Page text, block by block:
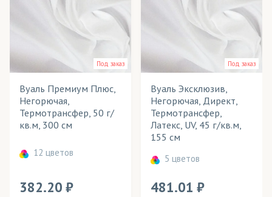
Под заказ
Вуаль Премиум Плюс,
Негорючая,
Термотрансфер, 50 г/
кв.м, 300 см
12 цветов
382.20
Под заказ
Вуаль Эксклюзив,
Негорючая, Директ,
Термотрансфер,
Латекс, UV, 45 г/кв.м,
155 см
5 цветов
481.01